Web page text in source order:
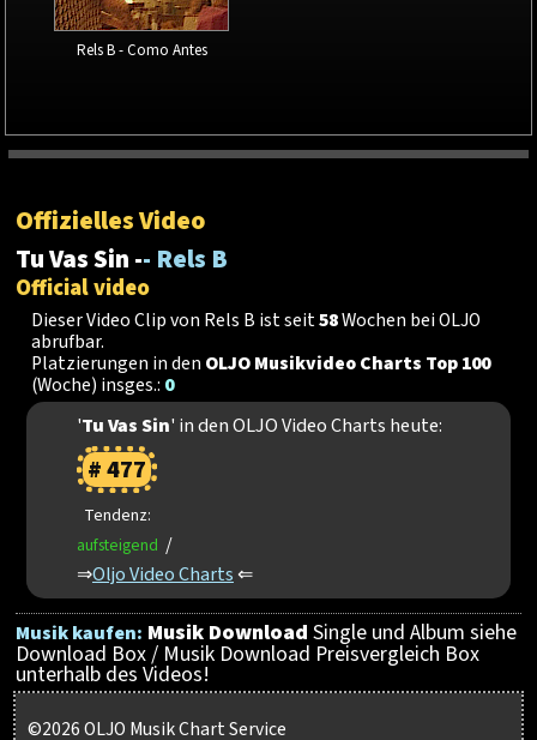
Rels B - Como Antes
Offizielles Video
Tu Vas Sin -- Rels B
Official video
Dieser Video Clip von Rels B ist seit58Wochen bei OLJO
abrufbar.
Platzierungen in den OLJO Musikvideo Charts Top 100
(Woche) insges.: 0
'Tu Vas Sin' in den OLJO Video Charts heute:
# 477
Tendenz:
aufsteigend /
⇒Oljo Video Charts ⇐
Musik kaufen: Musik Download Single und Album siehe
Download Box / Musik Download Preisvergleich Box
unterhalb des Videos!
©2026 OLJO Musik Chart Service